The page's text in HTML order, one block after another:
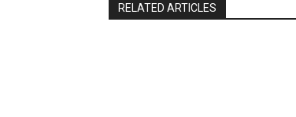
RELATED ARTICLES